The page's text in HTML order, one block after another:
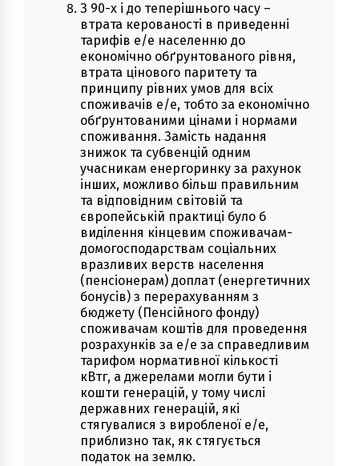
З 90-х і до теперішнього часу –
втрата керованості в приведенні
тарифів е/е населенню до
економічно обґрунтованого рівня,
втрата цінового паритету та
принципу рівних умов для всіх
споживачів е/е, тобто за економічно
обґрунтованими цінами і нормами
споживання. Замість надання
знижок та субвенцій одним
учасникам енергоринку за рахунок
інших, можливо більш правильним
та відповідним світовій та
європейській практиці було б
виділення кінцевим споживачам-
домогосподарствам соціальних
вразливих верств населення
(пенсіонерам) доплат (енергетичних
бонусів) з перерахуванням з
бюджету (Пенсійного фонду)
споживачам коштів для проведення
розрахунків за е/е за справедливим
тарифом нормативної кількості
кВтг, а джерелами могли бути і
кошти генерацій, у тому числі
державних генерацій, які
стягувалися з виробленої е/е,
приблизно так, як стягується
податок на землю.